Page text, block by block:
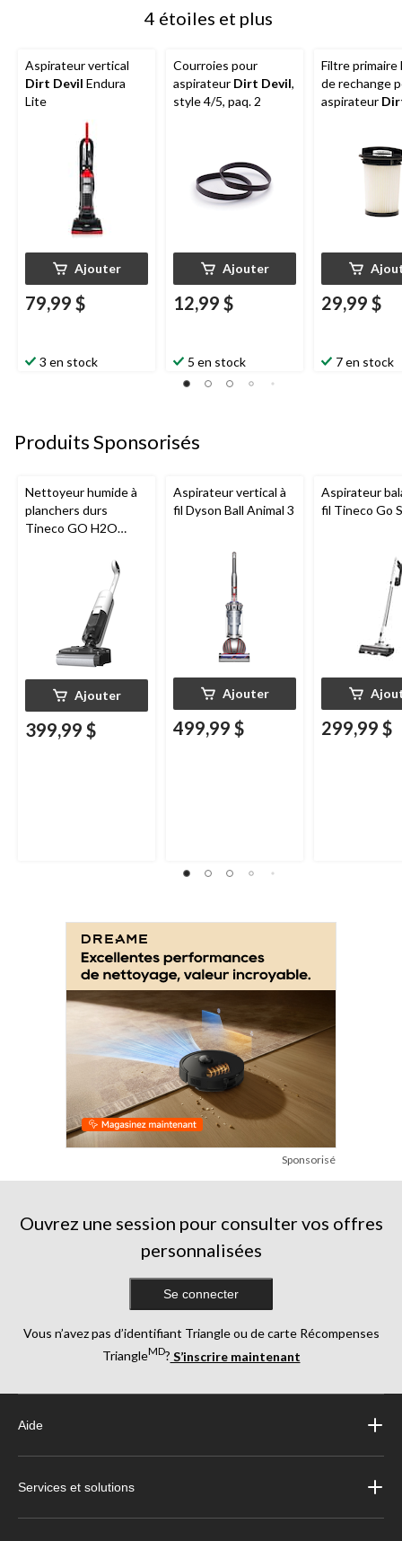
4 étoiles et plus
Aspirateur vertical
Dirt Devil Endura
Lite
Ajouter
79,99 $
3 en stock
Courroies pour
aspirateur Dirt Devil,
style 4/5, paq. 2
Ajouter
12,99 $
5 en stock
Filtre primaire
de rechange
aspirateur
29,99 $
7 en stock
Produits Sponsorisés
Nettoyeur humide à
planchers durs
Tineco GO H2O
Ajouter
399,99 $
Aspirateur vertical à
fil Dyson Ball Animal 3
Ajouter
499,99 $
Aspirateur
fil Tineco Go
299,99 $
Sponsorisé
Ouvrez une session pour consulter vos offres
personnalisées
Se connecter
Vous n’avez pas d’identifiant Triangle ou de carte Récompenses
TriangleMD? S’inscrire maintenant
Aide
Services et solutions